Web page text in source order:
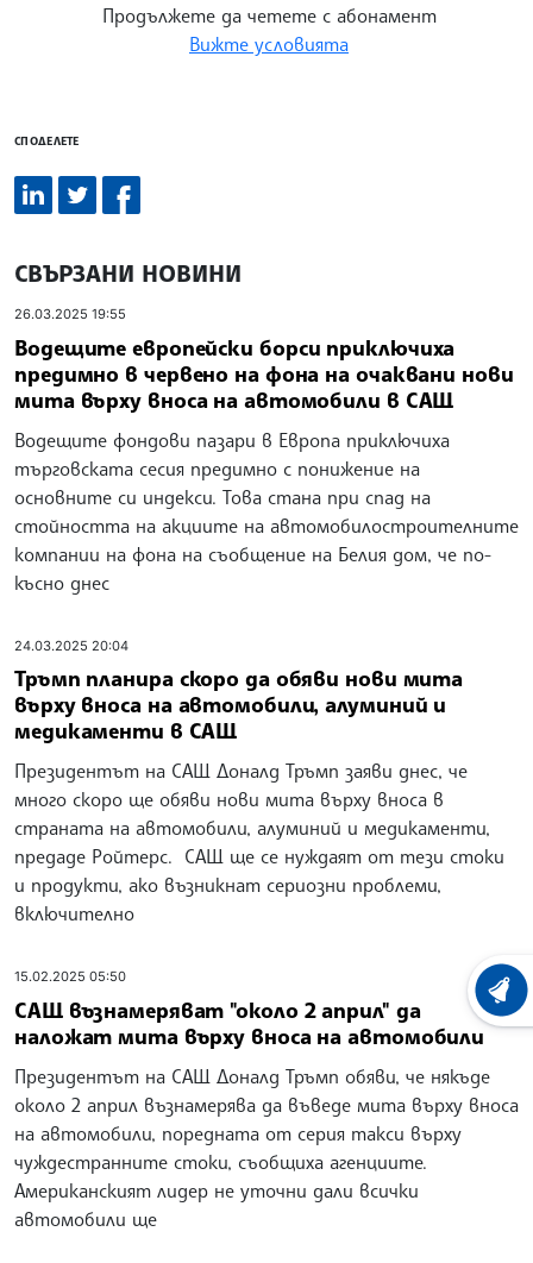
Продължете да четете с абонамент
Вижте условията
СПОДЕЛЕТЕ
СВЪРЗАНИ НОВИНИ
26.03.2025 19:55
Водещите европейски борси приключиха
предимно в червено на фона на очаквани нови
мита върху вноса на автомобили в САЩ
Водещите фондови пазари в Европа приключиха
търговската сесия предимно с понижение на
основните си индекси. Това стана при спад на
стойността на акциите на автомобилостроителните
компании на фона на съобщение на Белия дом, че по-
късно днес
24.03.2025 20:04
Тръмп планира скоро да обяви нови мита
върху вноса на автомобили, алуминий и
медикаменти в САЩ
Президентът на САЩ Доналд Тръмп заяви днес, че
много скоро ще обяви нови мита върху вноса в
страната на автомобили, алуминий и медикаменти,
предаде Ройтерс. САЩ ще се нуждаят от тези стоки
и продукти, ако възникнат сериозни проблеми,
включително
15.02.2025 05:50
САЩ възнамеряват "около 2 април" да
наложат мита върху вноса на автомобили
Президентът на САЩ Доналд Тръмп обяви, че някъде
около 2 април възнамерява да въведе мита върху вноса
на автомобили, поредната от серия такси върху
чуждестранните стоки, съобщиха агенциите.
Американският лидер не уточни дали всички
автомобили ще